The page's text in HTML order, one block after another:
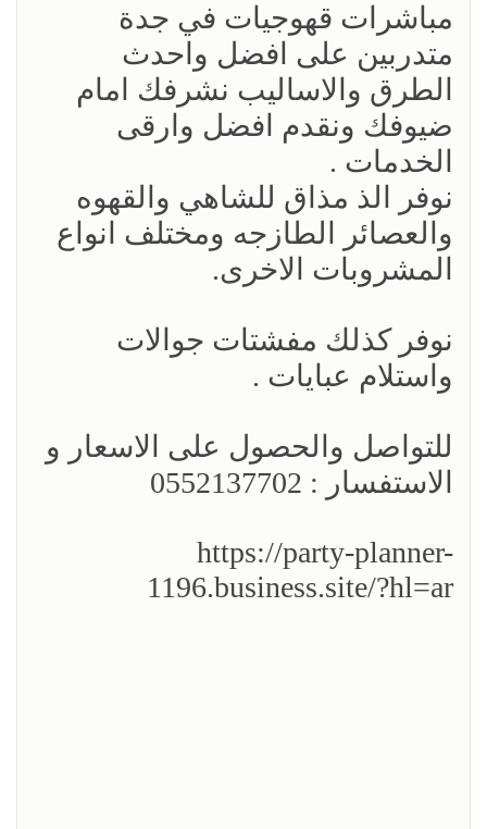
مباشرات قهوجيات في جدة
متدربين على افضل واحدث
الطرق والاساليب نشرفك امام
ضيوفك ونقدم افضل وارقى
الخدمات .
نوفر الذ مذاق للشاهي والقهوه
والعصائر الطازجه ومختلف انواع
المشروبات الاخرى.
نوفر كذلك مفشتات جوالات
واستلام عبايات .
للتواصل والحصول على الاسعار و
الاستفسار : 0552137702
https://party-planner-
1196.business.site/?hl=ar